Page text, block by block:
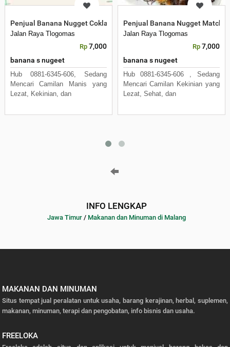
Penjual Banana Nugget Coklat Tiramisu Malang
Jalan Raya Tlogomas
Rp 7,000
banana s nugeet
Hub 0881-6345-606, Sedang
Mencari Camilan Manis yang
Lezat, Kekinian, dan
Penjual Banana Nugget Matcha
Jalan Raya Tlogomas
Rp 7,000
banana s nugeet
Hub 0881-6345-606 , Sedang
Mencari Camilan Kekinian yang
Lezat, Sehat, dan
INFO LENGKAP
Jawa Timur / Makanan dan Minuman di Malang
MAKANAN DAN MINUMAN
Situs tempat jual peralatan untuk usaha, barang kerajinan, herbal, suplemen,
makanan, minuman, terapi dan pengobatan, info bisnis dan usaha.
FREELOKA